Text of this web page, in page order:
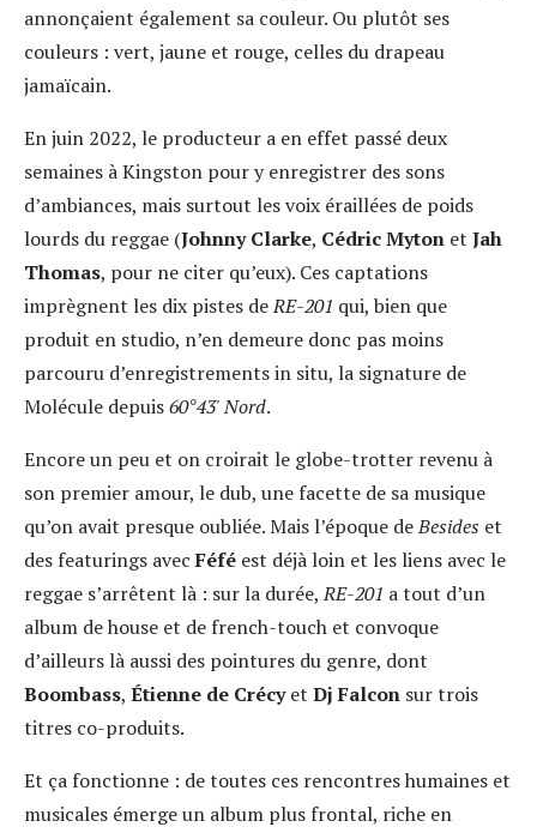
annonçaient également sa couleur. Ou plutôt ses
couleurs : vert, jaune et rouge, celles du drapeau
jamaïcain.
En juin 2022, le producteur a en effet passé deux
semaines à Kingston pour y enregistrer des sons
d’ambiances, mais surtout les voix éraillées de poids
lourds du reggae (Johnny Clarke, Cédric Myton et Jah
Thomas, pour ne citer qu’eux). Ces captations
imprègnent les dix pistes deRE-201 qui, bien que
produit en studio, n’en demeure donc pas moins
parcouru d’enregistrements in situ, la signature de
Molécule depuis60°43' Nord.
Encore un peu et on croirait le globe-trotter revenu à
son premier amour, le dub, une facette de sa musique
qu’on avait presque oubliée. Mais l’époque deBesides et
des featurings avecFéfé est déjà loin et les liens avec le
reggae s’arrêtent là : sur la durée,RE-201 a tout d’un
album de house et de french-touch et convoque
d’ailleurs là aussi des pointures du genre, dont
Boombass, Étienne de Crécyet Dj Falcon sur trois
titres co-produits.
Et ça fonctionne : de toutes ces rencontres humaines et
musicales émerge un album plus frontal, riche en